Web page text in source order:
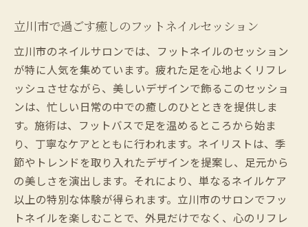
立川市で過ごす癒しのフットネイルセッション
立川市のネイルサロンでは、フットネイルのセッション
が特に人気を集めています。疲れた足を心地よくリフレ
ッシュさせながら、美しいデザインで飾るこのセッショ
ンは、忙しい日常の中での癒しのひとときを提供しま
す。施術は、フットバスで足を温めるところから始ま
り、丁寧なケアとともに行われます。ネイリストは、季
節やトレンドを取り入れたデザインを提案し、足元から
の美しさを演出します。それにより、単なるネイルケア
以上の特別な体験が得られます。立川市のサロンでフッ
トネイルを楽しむことで、外見だけでなく、心のリフレ